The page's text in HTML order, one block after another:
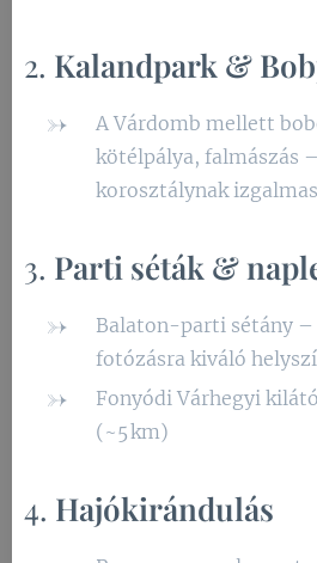
2. Kalandpark &
A Várdomb mellett
kötélpálya, falmászás
korosztálynak izgalmas
3. Parti séták &
Balaton-parti sétány –
fotózásra kiváló
Fonyódi Várhegyi
(~5 km)
4. Hajókirándulás